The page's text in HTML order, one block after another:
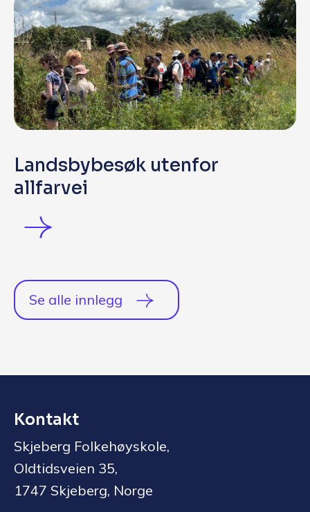
Landsbybesøk utenfor
allfarvei
Se alle innlegg
Kontakt
Skjeberg Folkehøyskole,
Oldtidsveien 35,
1747 Skjeberg, Norge